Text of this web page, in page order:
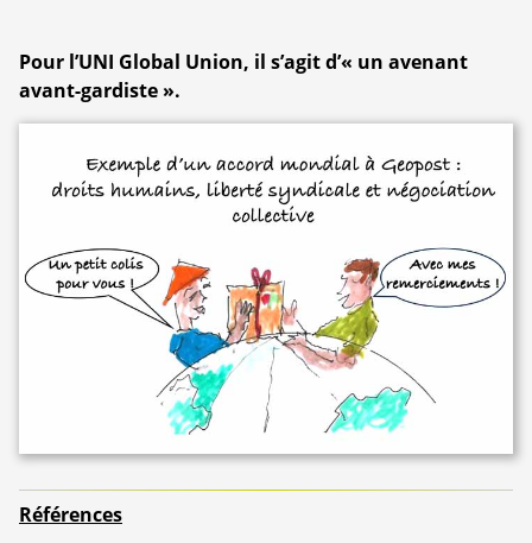
Pour l’UNI Global Union, il s’agit d’« un avenant
avant-gardiste ».
Références